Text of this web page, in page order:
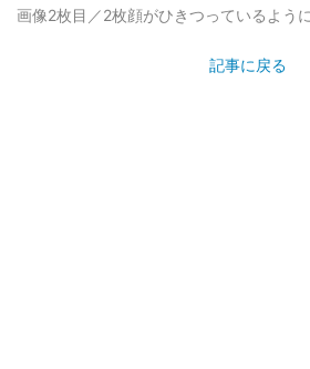
画像2枚目／2枚顔がひきつっているよう
記事に戻る